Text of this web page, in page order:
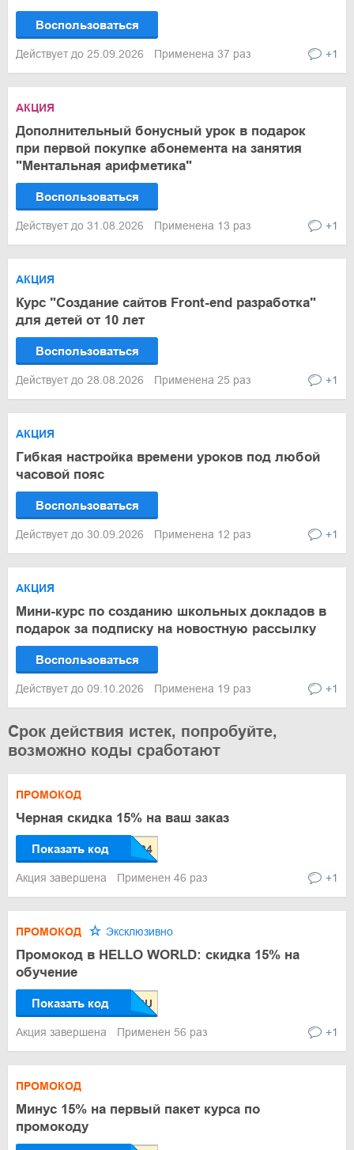
Воспользоваться
Действует до 25.09.2026 Применена 37 раз +1
АКЦИЯ
Дополнительный бонусный урок в подарок
при первой покупке абонемента на занятия
"Ментальная арифметика"
Воспользоваться
Действует до 31.08.2026 Применена 13 раз +1
АКЦИЯ
Курс "Создание сайтов Front-end разработка"
для детей от 10 лет
Воспользоваться
Действует до 28.08.2026 Применена 25 раз +1
АКЦИЯ
Гибкая настройка времени уроков под любой
часовой пояс
Воспользоваться
Действует до 30.09.2026 Применена 12 раз +1
АКЦИЯ
Мини-курс по созданию школьных докладов в
подарок за подписку на новостную рассылку
Воспользоваться
Действует до 09.10.2026 Применена 19 раз +1
Срок действия истек, попробуйте,
возможно коды сработают
ПРОМОКОД
Черная скидка 15% на ваш заказ
Показать код
Акция завершена Применен 46 раз +1
ПРОМОКОД Эксклюзивно
Промокод в HELLO WORLD: скидка 15% на
обучение
Показать код
Акция завершена Применен 56 раз +1
ПРОМОКОД
Минус 15% на первый пакет курса по
промокоду